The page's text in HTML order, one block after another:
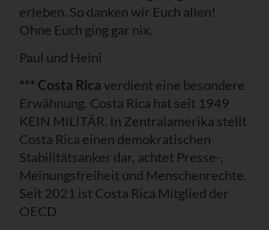
erleben. So danken wir Euch allen!
Ohne Euch ging gar nix.
Paul und Heini
*** Costa Rica verdient eine besondere
Erwähnung. Costa Rica hat seit 1949
KEIN MILITÄR. In Zentralamerika stellt
Costa Rica einen demokratischen
Stabilitätsanker dar, achtet Presse-,
Meinungsfreiheit und Menschenrechte.
Seit 2021 ist Costa Rica Mitglied der
OECD